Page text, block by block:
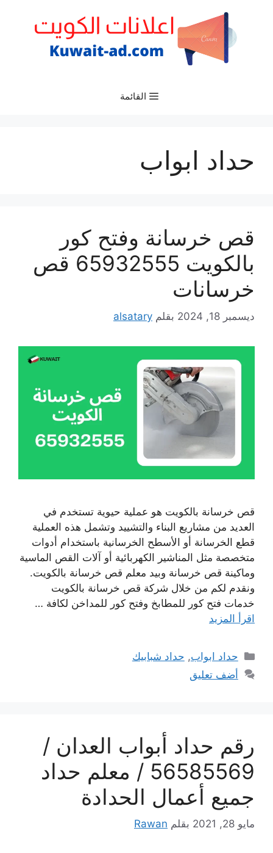
القائمة
حداد ابواب
قص خرسانة وفتح كور
بالكويت 65932555 قص
خرسانات
ديسمبر 18, 2024 بقلم alsatary
قص خرسانة بالكويت هو عملية حيوية تستخدم في
العديد من مشاريع البناء والتشييد وتشمل هذه العملية
قطع الخرسانة أو الأسطح الخرسانية باستخدام أدوات
متخصصة مثل المناشير الكهربائية أو آلات القص الماسية
وماكينة قص خرسانة وبيد معلم قص خرسانة بالكويت.
ونقدم لكم من خلال شركة قص خرسانة بالكويت
خدمات فتح كور للمطابخ وفتح كور للمداخن لكافة …
اقرأ المزيد
التصنيفات
حداد ابواب, حداد شبابيك
أضف تعليق
رقم حداد أبواب العدان /
56585569 / معلم حداد
جميع أعمال الحدادة
مايو 28, 2021 بقلم Rawan